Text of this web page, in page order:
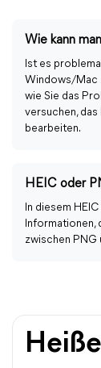
Ist es
Windows/Mac
wie Sie das
versuchen, das
bearbeiten.
In diesem
Informationen,
zwischen PNG